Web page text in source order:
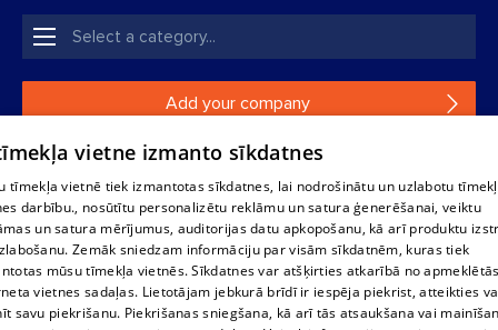
Add your company
If your company is not in our database, please fill in a
Reproduction, or distribution of 1188 database, its parts or the
information contained in the database, or parts of information in
any form is strictly prohibited. Also automatic download is
prohibited. Reproduction of any material published on the
website 1188 is strictly forbidden without the editorial license of
vietne izmanto sīkdatnes
tīmekļa vietnē tiek izmantotas sīkdatnes, lai nodrošinātu un uzlabotu
darbību., nosūtītu personalizētu reklāmu un satura ģenerēšanai, veiktu
un satura mērījumus, auditorijas datu apkopošanu, kā arī produktu
Zemāk sniedzam informāciju par visām sīkdatnēm, kuras tiek
mūsu tīmekļa vietnēs. Sīkdatnes var atšķirties atkarībā no
vietnes sadaļas. Lietotājam jebkurā brīdī ir iespēja piekrist, atteikties
savu piekrišanu. Piekrišanas sniegšana, kā arī tās atsaukšana vai